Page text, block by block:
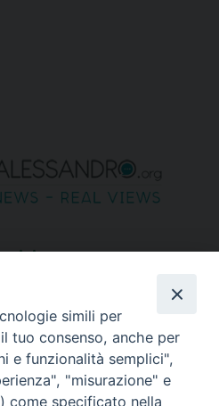
su
simili per
tuo consenso, anche per
e funzionalità semplici",
"misurazione" e
come specificato nella